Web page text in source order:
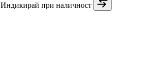
Индикирай при наличност